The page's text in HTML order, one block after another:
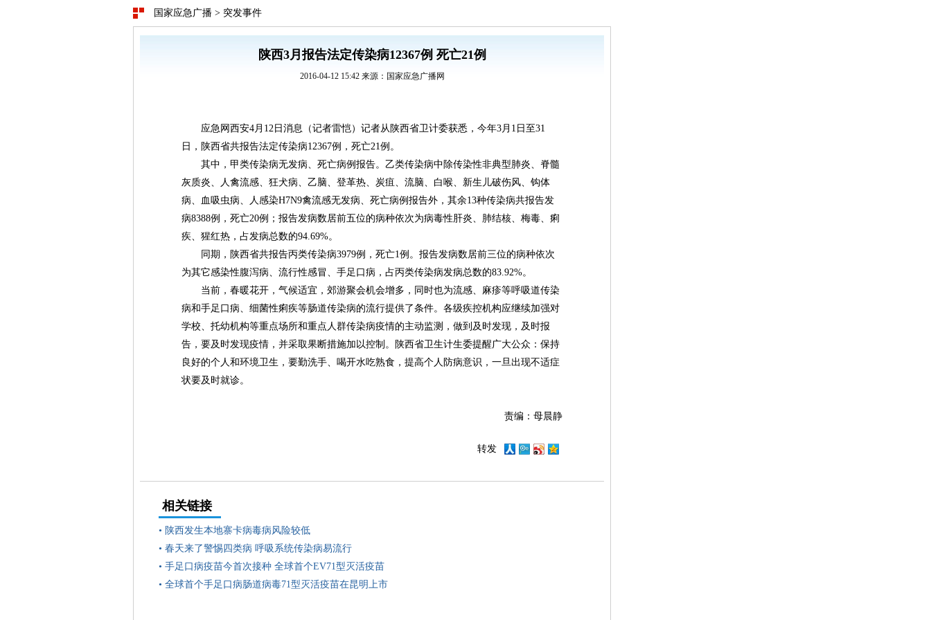
国家应急广播 > 突发事件
陕西3月报告法定传染病12367例 死亡21例
2016-04-12 15:42 来源：国家应急广播网
应急网西安4月12日消息（记者雷恺）记者从陕西省卫计委获悉，今年3月1日至31
日，陕西省共报告法定传染病12367例，死亡21例。
其中，甲类传染病无发病、死亡病例报告。乙类传染病中除传染性非典型肺炎、脊髓
灰质炎、人禽流感、狂犬病、乙脑、登革热、炭疽、流脑、白喉、新生儿破伤风、钩体
病、血吸虫病、人感染H7N9禽流感无发病、死亡病例报告外，其余13种传染病共报告发
病8388例，死亡20例；报告发病数居前五位的病种依次为病毒性肝炎、肺结核、梅毒、痢
疾、猩红热，占发病总数的94.69%。
同期，陕西省共报告丙类传染病3979例，死亡1例。报告发病数居前三位的病种依次
为其它感染性腹泻病、流行性感冒、手足口病，占丙类传染病发病总数的83.92%。
当前，春暖花开，气候适宜，郊游聚会机会增多，同时也为流感、麻疹等呼吸道传染
病和手足口病、细菌性痢疾等肠道传染病的流行提供了条件。各级疾控机构应继续加强对
学校、托幼机构等重点场所和重点人群传染病疫情的主动监测，做到及时发现，及时报
告，要及时发现疫情，并采取果断措施加以控制。陕西省卫生计生委提醒广大公众：保持
良好的个人和环境卫生，要勤洗手、喝开水吃熟食，提高个人防病意识，一旦出现不适症
状要及时就诊。
责编：母晨静
转发
相关链接
• 陕西发生本地寨卡病毒病风险较低
• 春天来了警惕四类病 呼吸系统传染病易流行
• 手足口病疫苗今首次接种 全球首个EV71型灭活疫苗
• 全球首个手足口病肠道病毒71型灭活疫苗在昆明上市